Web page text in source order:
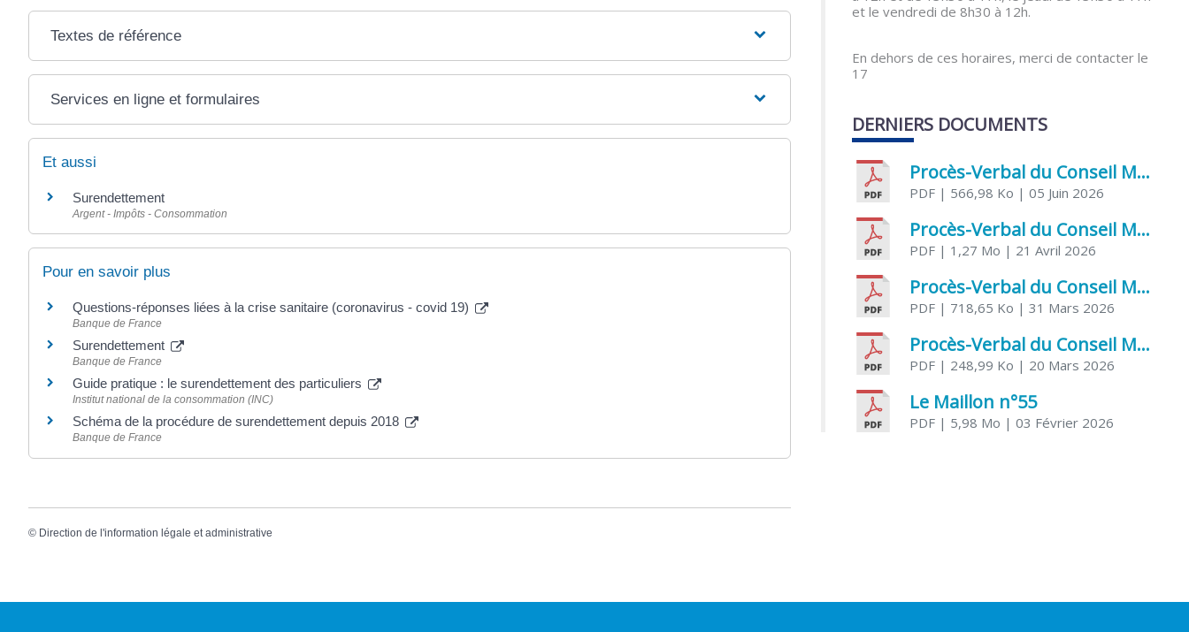
Textes de référence
Services en ligne et formulaires
Et aussi
Surendettement
Argent - Impôts - Consommation
Pour en savoir plus
Questions-réponses liées à la crise sanitaire (coronavirus - covid 19)
Banque de France
Surendettement
Banque de France
Guide pratique : le surendettement des particuliers
Institut national de la consommation (INC)
Schéma de la procédure de surendettement depuis 2018
Banque de France
© Direction de l'information légale et administrative
et le vendredi de 8h30 à 12h.
En dehors de ces horaires, merci de contacter le
17
DERNIERS DOCUMENTS
Procès-Verbal du Conseil Municipal du 5 juin 2026
PDF | 566,98 Ko | 05 Juin 2026
Procès-Verbal du Conseil Municipal du 21 avril 2026
PDF | 1,27 Mo | 21 Avril 2026
Procès-Verbal du Conseil Municipal du 31 mars 2026
PDF | 718,65 Ko | 31 Mars 2026
Procès-Verbal du Conseil Municipal du 20 mars 2026
PDF | 248,99 Ko | 20 Mars 2026
Le Maillon n°55
PDF | 5,98 Mo | 03 Février 2026